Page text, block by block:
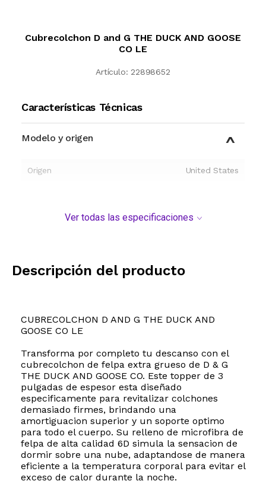
Cubrecolchon D and G THE DUCK AND GOOSE
CO LE
Artículo: 22898652
Características Técnicas
Modelo y origen
Origen United States
Ver todas las especificaciones
Descripción del producto
CUBRECOLCHON D AND G THE DUCK AND
GOOSE CO LE
Transforma por completo tu descanso con el
cubrecolchon de felpa extra grueso de D & G
THE DUCK AND GOOSE CO. Este topper de 3
pulgadas de espesor esta diseñado
especificamente para revitalizar colchones
demasiado firmes, brindando una
amortiguacion superior y un soporte optimo
para todo el cuerpo. Su relleno de microfibra de
felpa de alta calidad 6D simula la sensacion de
dormir sobre una nube, adaptandose de manera
eficiente a la temperatura corporal para evitar el
exceso de calor durante la noche.